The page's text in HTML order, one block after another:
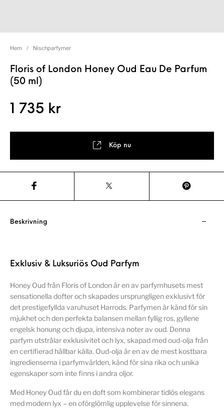
Hem / Nischparfymer
Floris of London Honey Oud Eau De Parfum
(50 ml)
1 735 kr
Köp nu
Beskrivning
Exklusiv & Luksuriös Oud Parfym
Honey Oud från Floris of London är en av parfymhusets mest
sensationella dofter och skapades ursprungligen exklusivt för
det prestigefyllda varuhuset Harrods. Parfymen är känd för sin
mjukhet och den perfekta balansen mellan fyllig ros, gyllene
engelsk honung och djupa, intensiva noter av oud. Denna
parfym utstrålar exklusivitet och lyx, skapad med oud-olja från
en certifierad hållbar källa. Oud-olja är en av de mest kostbara
ingredienserna i parfymvärlden, känd för sina rika och unika
egenskaper som inte finns i andra oljor.
Med Honey Oud får du en doft som kombinerar tidlös elegans
med modern lyx – en oförglömlig upplevelse för sinnena.